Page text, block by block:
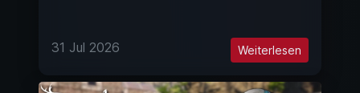
31 Jul 2026 Weiterlesen